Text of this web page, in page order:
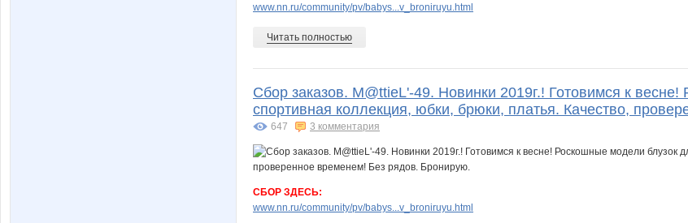
www.nn.ru/community/pv/babys...v_broniruyu.html
Читать полностью
Сбор заказов. M@ttieL'-49. Новинки 2019г.! Готовимся к
спортивная коллекция, юбки, брюки, платья. Качество,
647
3 комментария
СБОР ЗДЕСЬ:
www.nn.ru/community/pv/babys...v_broniruyu.html